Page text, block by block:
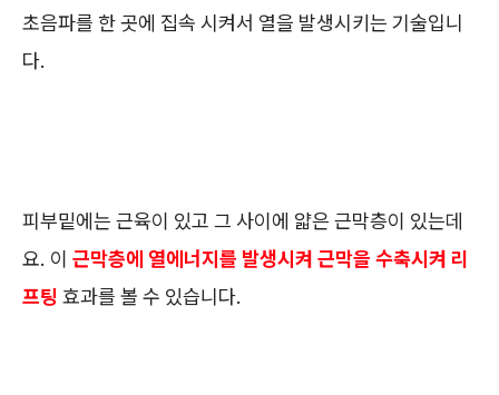
초음파를 한 곳에 집속 시켜서 열을 발생시키는 기술입니
다.
피부밑에는 근육이 있고 그 사이에 얇은 근막층이 있는데
요. 이 근막층에 열에너지를 발생시켜 근막을 수축시켜 리
프팅 효과를 볼 수 있습니다.